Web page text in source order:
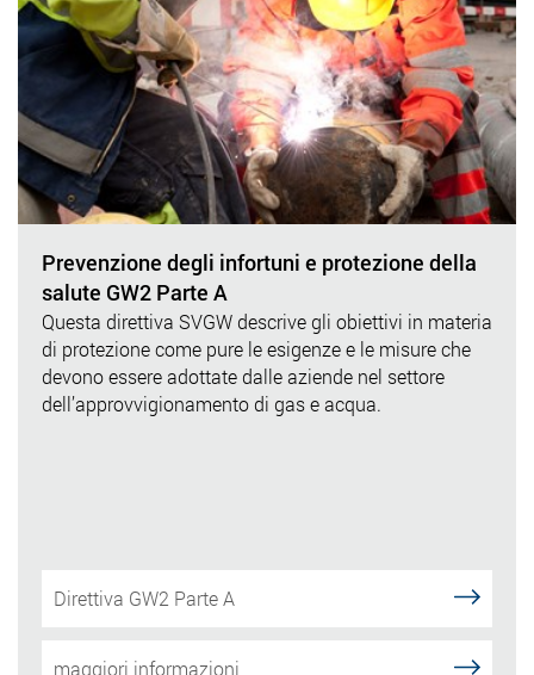
Prevenzione degli infortuni e protezione della
salute GW2 Parte A
Questa direttiva SVGW descrive gli obiettivi in materia
di protezione come pure le esigenze e le misure che
devono essere adottate dalle aziende nel settore
dell’approvvigionamento di gas e acqua.
Direttiva GW2 Parte A
maggiori informazioni